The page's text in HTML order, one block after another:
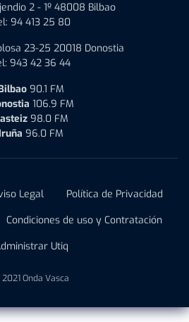
2 - 1º 48008 Bilbao
94 413 25 80
23-25 20018 Donostia
943 42 36 44
90.1 FM
106.9 FM
98.0 FM
Iruña 96.0 FM
Legal
Política de Privacidad
Condiciones de uso y Contratación
Utiq
Onda Vasca